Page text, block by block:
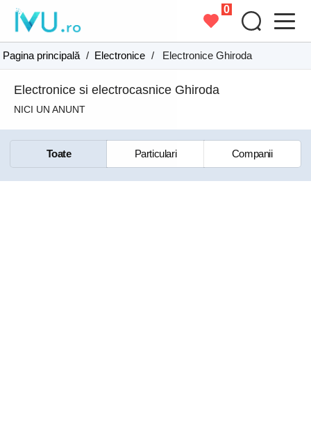
0
Pagina principală / Electronice / Electronice Ghiroda
Electronice si electrocasnice Ghiroda
NICI UN ANUNT
Toate Particulari Companii